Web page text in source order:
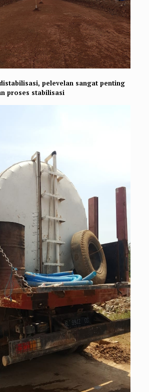
pelevelan sangat penting
proses stabilisasi